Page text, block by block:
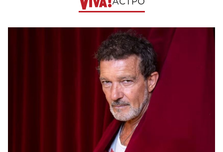
АСТРО